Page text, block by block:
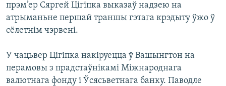
КУЛЬТУРА
КАЛЯНДАР
МОВА
НА ХВАЛЯХ СВАБОДЫ
прэм’ер Сяргей Цігіпка выказаў надзею на
атрыманьне першай траншы гэтага крэдыту ўжо ў
сёлетнім чэрвені.
У чацьвер Цігіпка накіруецца ў Вашынгтон на
перамовы з прадстаўнікамі Міжнароднага
валютнага фонду і Ўсясьветнага банку. Паводле